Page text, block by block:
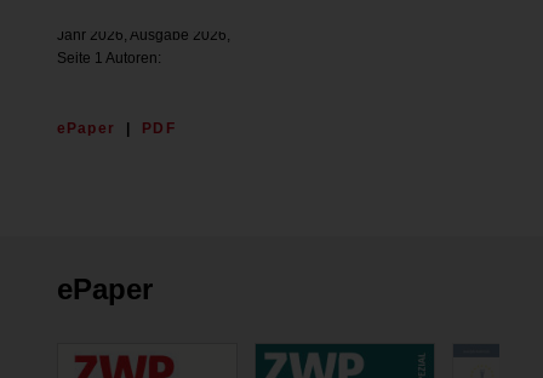
Jahr 2026, Ausgabe 2026,
Seite 1 Autoren:
ePaper | PDF
ePaper